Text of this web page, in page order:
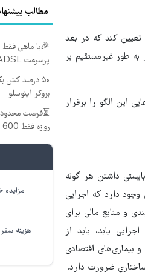
کند که در بعد
‌طور غیرمستقیم بر
این الگو را برقرار
داشتن هر گونه
دارد که اجرایی
و منابع مالی برای
یابد، باید از
بیماری‌های اقتصادی
ضرورت دارد.
مطالب
پرسرعت ADSL بگیر!!
بروکر اینوسلو
روزه فقط 600 هزارتومان!!
مزایده
هزینه سفر